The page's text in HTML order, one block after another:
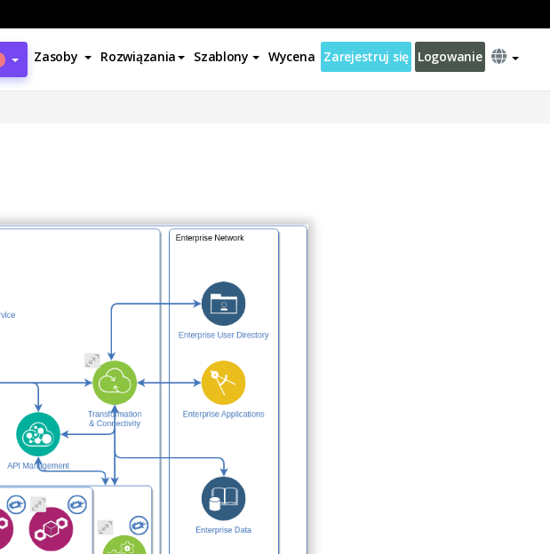
Zasoby Rozwiązania Szablony Wycena Zarejestruj się Logowanie